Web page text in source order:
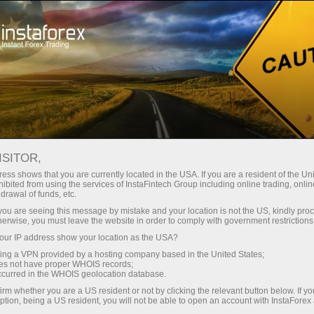
शुरुआती के लिए Useful information
टेक्निकल इंडीकेटर्स
स्टोकेस्टिक ऑसिलेटर सूचक सूत्र और सेटिंग्स
स्टोकेस्टिक ऑसिलेटर सूचक सूत्र और
सेटिंग्स
तकनीकी संकेतक स्टोकास्टिक ऑसीलेटर एक निश्चित अवधि के लिए
अपनी कीमत सीमा के साथ हाल ही में बंद मूल्य की तुलना करता है।
संकेतक दो लाइनों में दिखाया गया है। मुख्य रेखा को% के कहा जाता है।
% डी नामक दूसरी पंक्ति,% क का मूविंग औसत है। % के लाइन को
shows that you are currently located in the USA. If you are a resident of the
from using the services of InstaFintech Group including online trading,
of funds, etc.
are seeing this message by mistake and your location is not the US, kindly
you must leave the website in order to comply with government
IP address show your location as the USA?
a VPN provided by a hosting company based in the United States;
not have proper WHOIS records;
in the WHOIS geolocation database.
whether you are a US resident or not by clicking the relevant button below. If
being a US resident, you will not be able to open an account with InstaForex